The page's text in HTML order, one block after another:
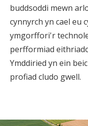
buddsoddi mewn
cynnyrch yn cael eu
ymgorffori'r
perfformiad
Ymddiried yn ein
profiad cludo gwell.